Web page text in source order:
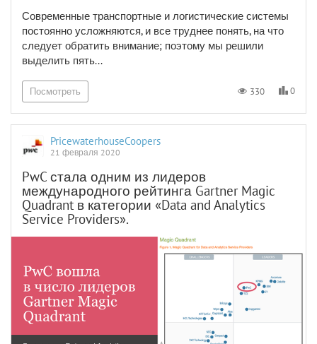
Современные транспортные и логистические системы
постоянно усложняются, и все труднее понять, на что
следует обратить внимание; поэтому мы решили
выделить пять...
Посмотреть 330 0
PricewaterhouseCoopers
21 февраля 2020
PwC стала одним из лидеров
международного рейтинга Gartner Magic
Quadrant в категории «Data and Analytics
Service Providers».